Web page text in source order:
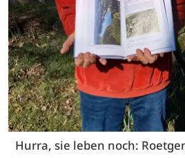
Hurra, sie leben noch: